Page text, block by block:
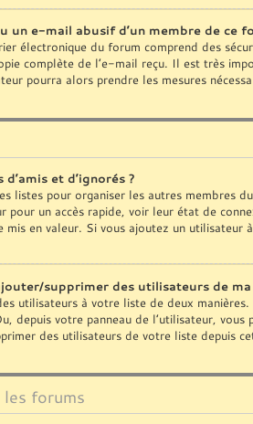
un e-mail abusif d’un membre de ce
électronique du forum comprend des
complète de l’e-mail reçu. Il est très
pourra alors prendre les mesures
et d’ignorés ?
listes pour organiser les autres membres
pour un accès rapide, voir leur état de
mis en valeur. Si vous ajoutez un
supprimer des utilisateurs de ma
utilisateurs à votre liste de deux
depuis votre panneau de l’utilisateur,
des utilisateurs de votre liste depuis
les forums